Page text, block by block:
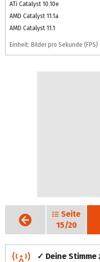
ATi Catalyst 10.10e
AMD Catalyst 11.1a
AMD Catalyst 11.1
Einheit: Bilder pro Sekunde (FPS)
Vorige
Seite
Seite
15/20
✓ Deine Stimme